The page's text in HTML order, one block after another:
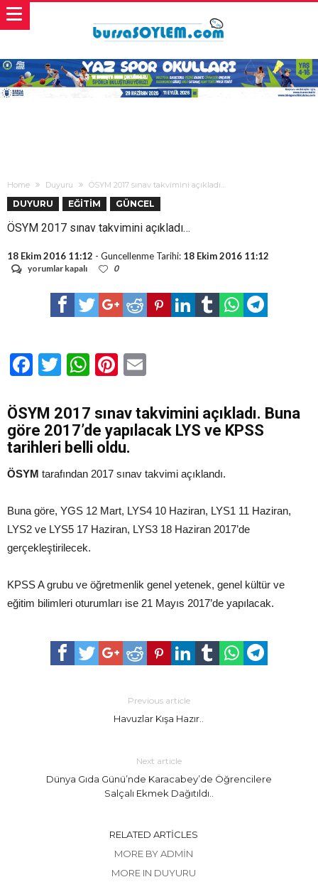
Home Duyuru ÖSYM 2017 sınav takvimini açıkladı…
DUYURU EĞİTİM GÜNCEL
ÖSYM 2017 sınav takvimini açıkladı…
18 Ekim 2016 11:12 - Guncellenme Tarihi: 18 Ekim 2016 11:12
ÖSYM
takvimini
açıkladı…
yorumlar kapalı 0
Facebook
TwitterWhatsApp
Pinterest
ÖSYM 2017 sınav takvimini açıkladı. Buna
göre 2017’de yapılacak LYS ve KPSS
tarihleri belli oldu.
ÖSYM tarafından 2017 sınav takvimi açıklandı.
Buna göre, YGS 12 Mart, LYS4 10 Haziran, LYS1 11 Haziran,
LYS2 ve LYS5 17 Haziran, LYS3 18 Haziran 2017’de
gerçekleştirilecek.
KPSS A grubu ve öğretmenlik genel yetenek, genel kültür ve
eğitim bilimleri oturumları ise 21 Mayıs 2017’de yapılacak.
Previous article
Havuzlar Kışa Hazır..
Next article
Dünya Gıda Günü’nde Karacabey’de Öğrencilere
Salçalı Ekmek Dağıtıldı..
RELATED ARTICLES
MORE BY ADMIN
MORE IN DUYURU